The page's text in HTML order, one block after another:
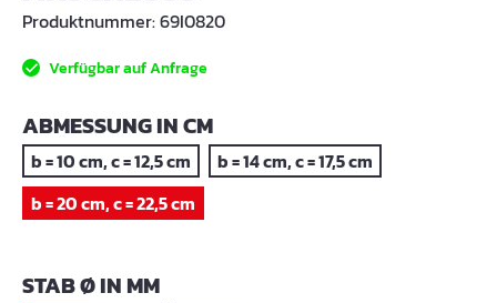
Produktnummer:69I0820
Verfügbar auf Anfrage
ABMESSUNG IN CMAUSWÄHLEN
b = 10 cm, c = 12,5 cm
b = 14 cm, c = 17,5 cm
b = 20 cm, c = 22,5 cm
STAB Ø IN MMAUSWÄHLEN